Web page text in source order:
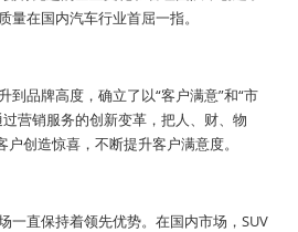
在国内汽车行业首屈一指。
到品牌高度，确立了以“客户满意”和“市
营销服务的创新变革，把人、财、物
创造惊喜，不断提升客户满意度。
一直保持着领先优势。在国内市场，SUV